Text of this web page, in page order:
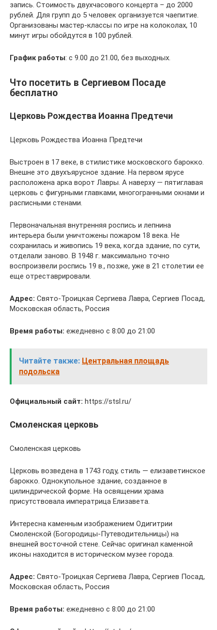
запись. Стоимость двухчасового концерта – до 2000
рублей. Для групп до 5 человек организуется чаепитие.
Организованы мастер-классы по игре на колоколах, 10
минут игры обойдутся в 100 рублей.
График работы: с 9.00 до 21.00, без выходных.
Что посетить в Сергиевом Посаде
бесплатно
Церковь Рождества Иоанна Предтечи
Церковь Рождества Иоанна Предтечи
Выстроен в 17 веке, в стилистике московского барокко.
Внешне это двухъярусное здание. На первом ярусе
расположена арка ворот Лавры. А наверху — пятиглавая
церковь с фигурными главками, многогранными окнами и
расписными стенами.
Первоначальная внутренняя роспись и лепнина
интерьера были уничтожены пожаром 18 века. Не
сохранилась и живопись 19 века, когда здание, по сути,
отделали заново. В 1948 г. максимально точно
воспроизвели роспись 19 в., позже, уже в 21 столетии ее
еще отреставрировали.
Адрес: Свято-Троицкая Сергиева Лавра, Сергиев Посад,
Московская область, Россия
Время работы: ежедневно с 8:00 до 21:00
Читайте также: Центральная площадь
подольска
Официальный сайт: https://stsl.ru/
Смоленская церковь
Смоленская церковь
Церковь возведена в 1743 году, стиль — елизаветинское
барокко. Однокупольное здание, созданное в
цилиндрической форме. На освящении храма
присутствовала императрица Елизавета.
Интересна каменным изображением Одигитрии
Смоленской (Богородицы-Путеводительницы) на
внешней восточной стене. Сейчас оригинал каменной
иконы находится в историческом музее города.
Адрес: Свято-Троицкая Сергиева Лавра, Сергиев Посад,
Московская область, Россия
Время работы: ежедневно с 8:00 до 21:00